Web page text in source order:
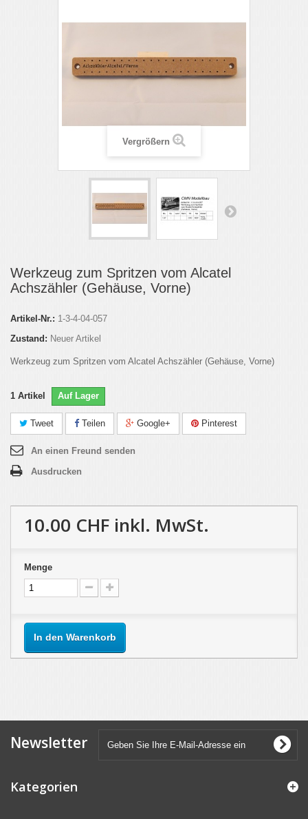
Vergrößern
Werkzeug zum Spritzen vom Alcatel
Achszähler (Gehäuse, Vorne)
Artikel-Nr.: 1-3-4-04-057
Zustand: Neuer Artikel
Werkzeug zum Spritzen vom Alcatel Achszähler (Gehäuse, Vorne)
1 Artikel Auf Lager
Tweet Teilen Google+ Pinterest
An einen Freund senden
Ausdrucken
10.00 CHF inkl. MwSt.
Menge
In den Warenkorb
Newsletter
Kategorien